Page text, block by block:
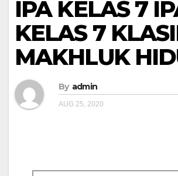
IPA KELAS 7
KELAS 7
MAKHLUK
By admin
AUG 25, 2020